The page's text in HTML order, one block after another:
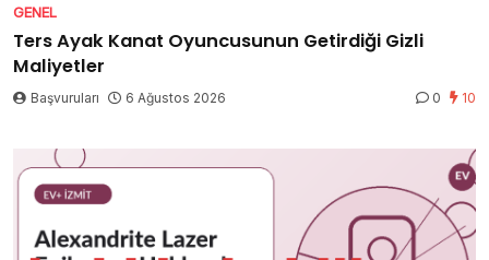
GENEL
Ters Ayak Kanat Oyuncusunun Getirdiği Gizli
Maliyetler
Başvuruları 6 Ağustos 2026 0 10